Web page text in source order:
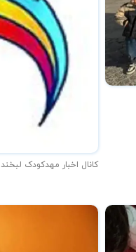
کانال اخبار مهدکودک لبخند